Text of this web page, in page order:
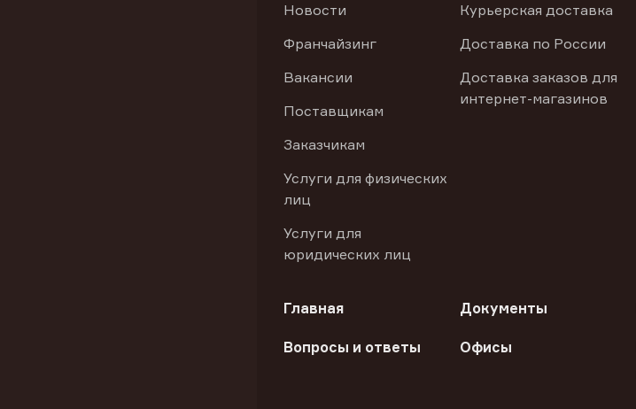
Новости
Франчайзинг
Вакансии
Поставщикам
Заказчикам
Услуги для физических
лиц
Услуги для
юридических лиц
Курьерская доставка
Доставка по России
Доставка заказов для
интернет-магазинов
Главная Документы
Вопросы и ответы Офисы